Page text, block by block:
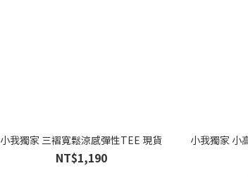
小我獨家 三褶寬鬆涼感彈性TEE 現貨
NT$1,190
小我獨家 小